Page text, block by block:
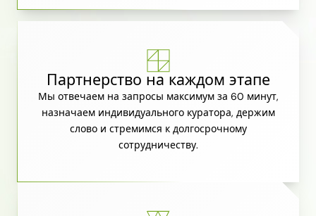
Партнерство на каждом этапе
Мы отвечаем на запросы максимум за 60 минут,
назначаем индивидуального куратора, держим
слово и стремимся к долгосрочному
сотрудничеству.